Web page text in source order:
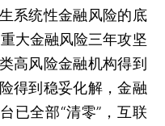
系统性金融风险的底
大金融风险三年攻坚
高风险金融机构得到
得到稳妥化解，金融
已全部“清零”，互联